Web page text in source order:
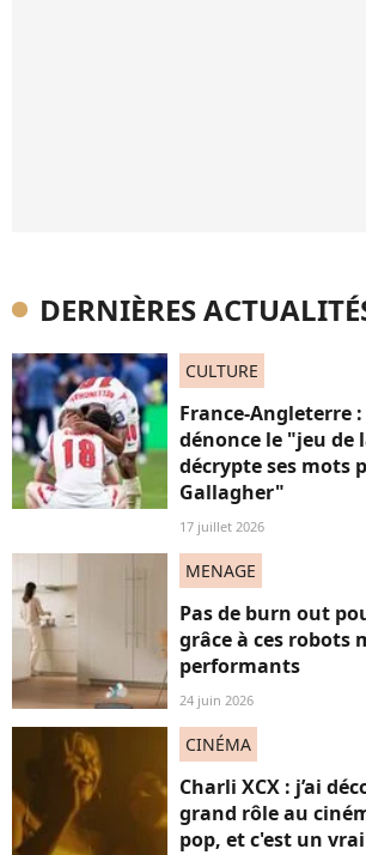
DERNIÈRES
CULTURE
France-Angleterre
dénonce le "jeu
décrypte ses mots
Gallagher"
17 juillet 2026
MENAGE
Pas de burn out
grâce à ces robots
performants
24 juin 2026
CINÉMA
Charli XCX : j’ai
grand rôle au
pop, et c'est un